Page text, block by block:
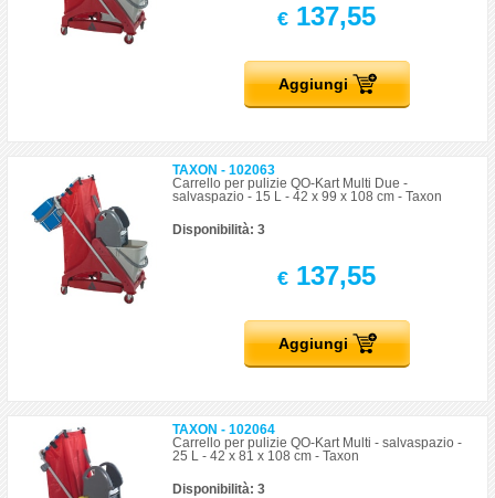
€ 137,55
Aggiungi
TAXON - 102063
Carrello per pulizie QO-Kart Multi Due -
salvaspazio - 15 L - 42 x 99 x 108 cm - Taxon
Disponibilità: 3
€ 137,55
Aggiungi
TAXON - 102064
Carrello per pulizie QO-Kart Multi - salvaspazio -
25 L - 42 x 81 x 108 cm - Taxon
Disponibilità: 3